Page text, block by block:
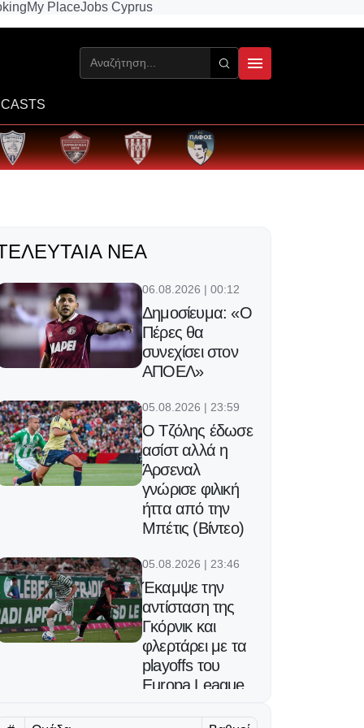
My PlaceJobs Cyprus
ΝΈΑ
06.08.2026 | 00:12
Δημοσίευμα: «Ο
Πέρες θα
συνεχίσει στον
ΑΠΟΕΛ»
05.08.2026 | 23:59
Ο Τζόλης έδωσε
ασίστ αλλά η
Άρσεναλ
γνώρισε φιλική
ήττα από την
Μπέτις (Βίντεο)
05.08.2026 | 23:46
Έκαμψε την
αντίσταση της
Γκόρνικ και
φλερτάρει με τα
playoffs του
Europa League